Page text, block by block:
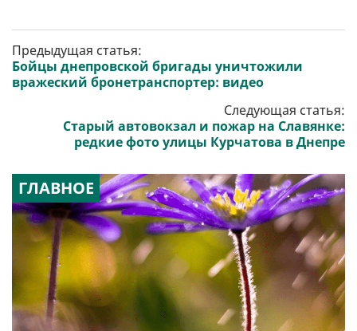
Предыдущая статья:
Бойцы днепровской бригады уничтожили
вражеский бронетранспортер: видео
Следующая статья:
Старый автовокзал и пожар на Славянке:
редкие фото улицы Курчатова в Днепре
ГЛАВНОЕ